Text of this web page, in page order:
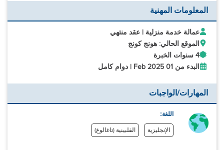
المعلومات المهنية
عمالة خدمة منزلية | عقد منتهي
الموقع الحالي: هونج كونج
4 سنوات الخبرة
البدء من 01 Feb 2025 | دوام كامل
المهارات/الواجبات
اللغة:
الإنجليزية الفلبينية (تاغالوغ)